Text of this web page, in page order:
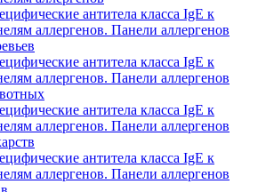
антитела класса IgE к
аллергенов. Панели аллергенов
антитела класса IgE к
аллергенов. Панели аллергенов
антитела класса IgE к
аллергенов. Панели аллергенов
антитела класса IgE к
аллергенов. Панели аллергенов